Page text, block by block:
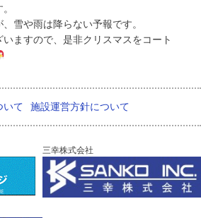
雪や雨は降らない予報です。
ますので、是非クリスマスをコート
いて 施設運営方針について
三幸株式会社